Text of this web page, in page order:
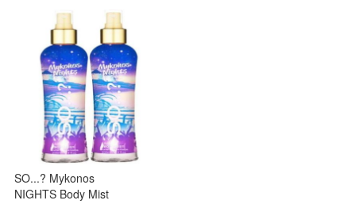
Strips 3er P
SO...? Mykonos
NIGHTS Body Mist